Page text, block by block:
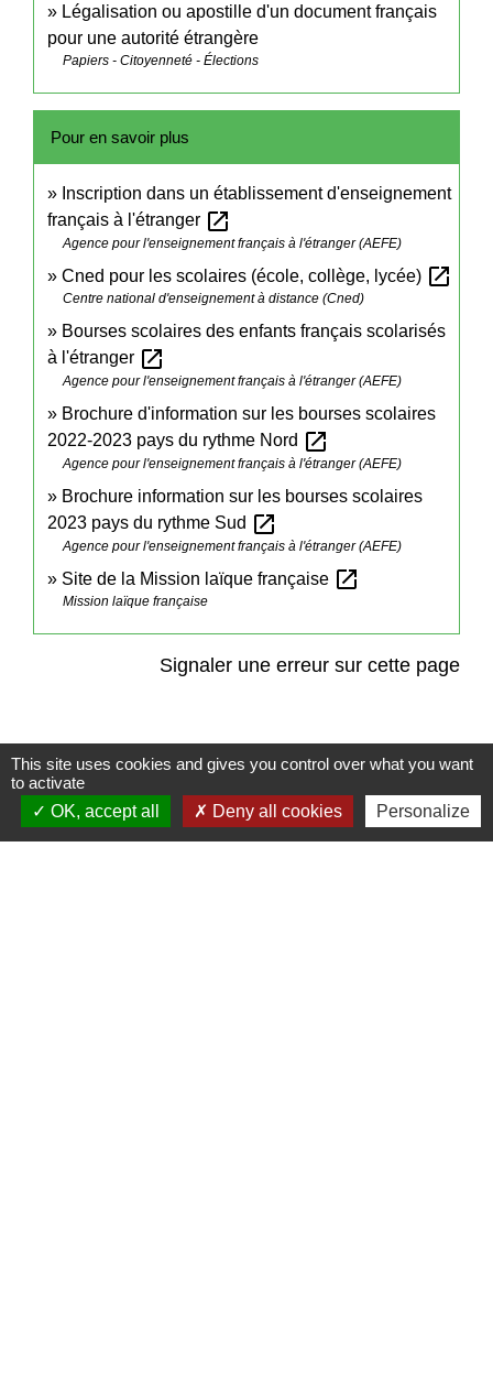
Légalisation ou apostille d'un document français
pour une autorité étrangère
Papiers - Citoyenneté - Élections
Pour en savoir plus
Inscription dans un établissement d'enseignement
français à l'étranger open_in_new
Agence pour l'enseignement français à l'étranger (AEFE)
Cned pour les scolaires (école, collège, lycée) open_in_new
Centre national d'enseignement à distance (Cned)
Bourses scolaires des enfants français scolarisés
à l'étranger open_in_new
Agence pour l'enseignement français à l'étranger (AEFE)
Brochure d'information sur les bourses scolaires
2022-2023 pays du rythme Nord open_in_new
Agence pour l'enseignement français à l'étranger (AEFE)
Brochure information sur les bourses scolaires
2023 pays du rythme Sud open_in_new
Agence pour l'enseignement français à l'étranger (AEFE)
Site de la Mission laïque française open_in_new
Mission laïque française
Signaler une erreur sur cette page
Contact
Commune de Frambouhans
This site uses cookies and gives you control over what you want
to activate
OK, accept all
Deny all cookies Personalize